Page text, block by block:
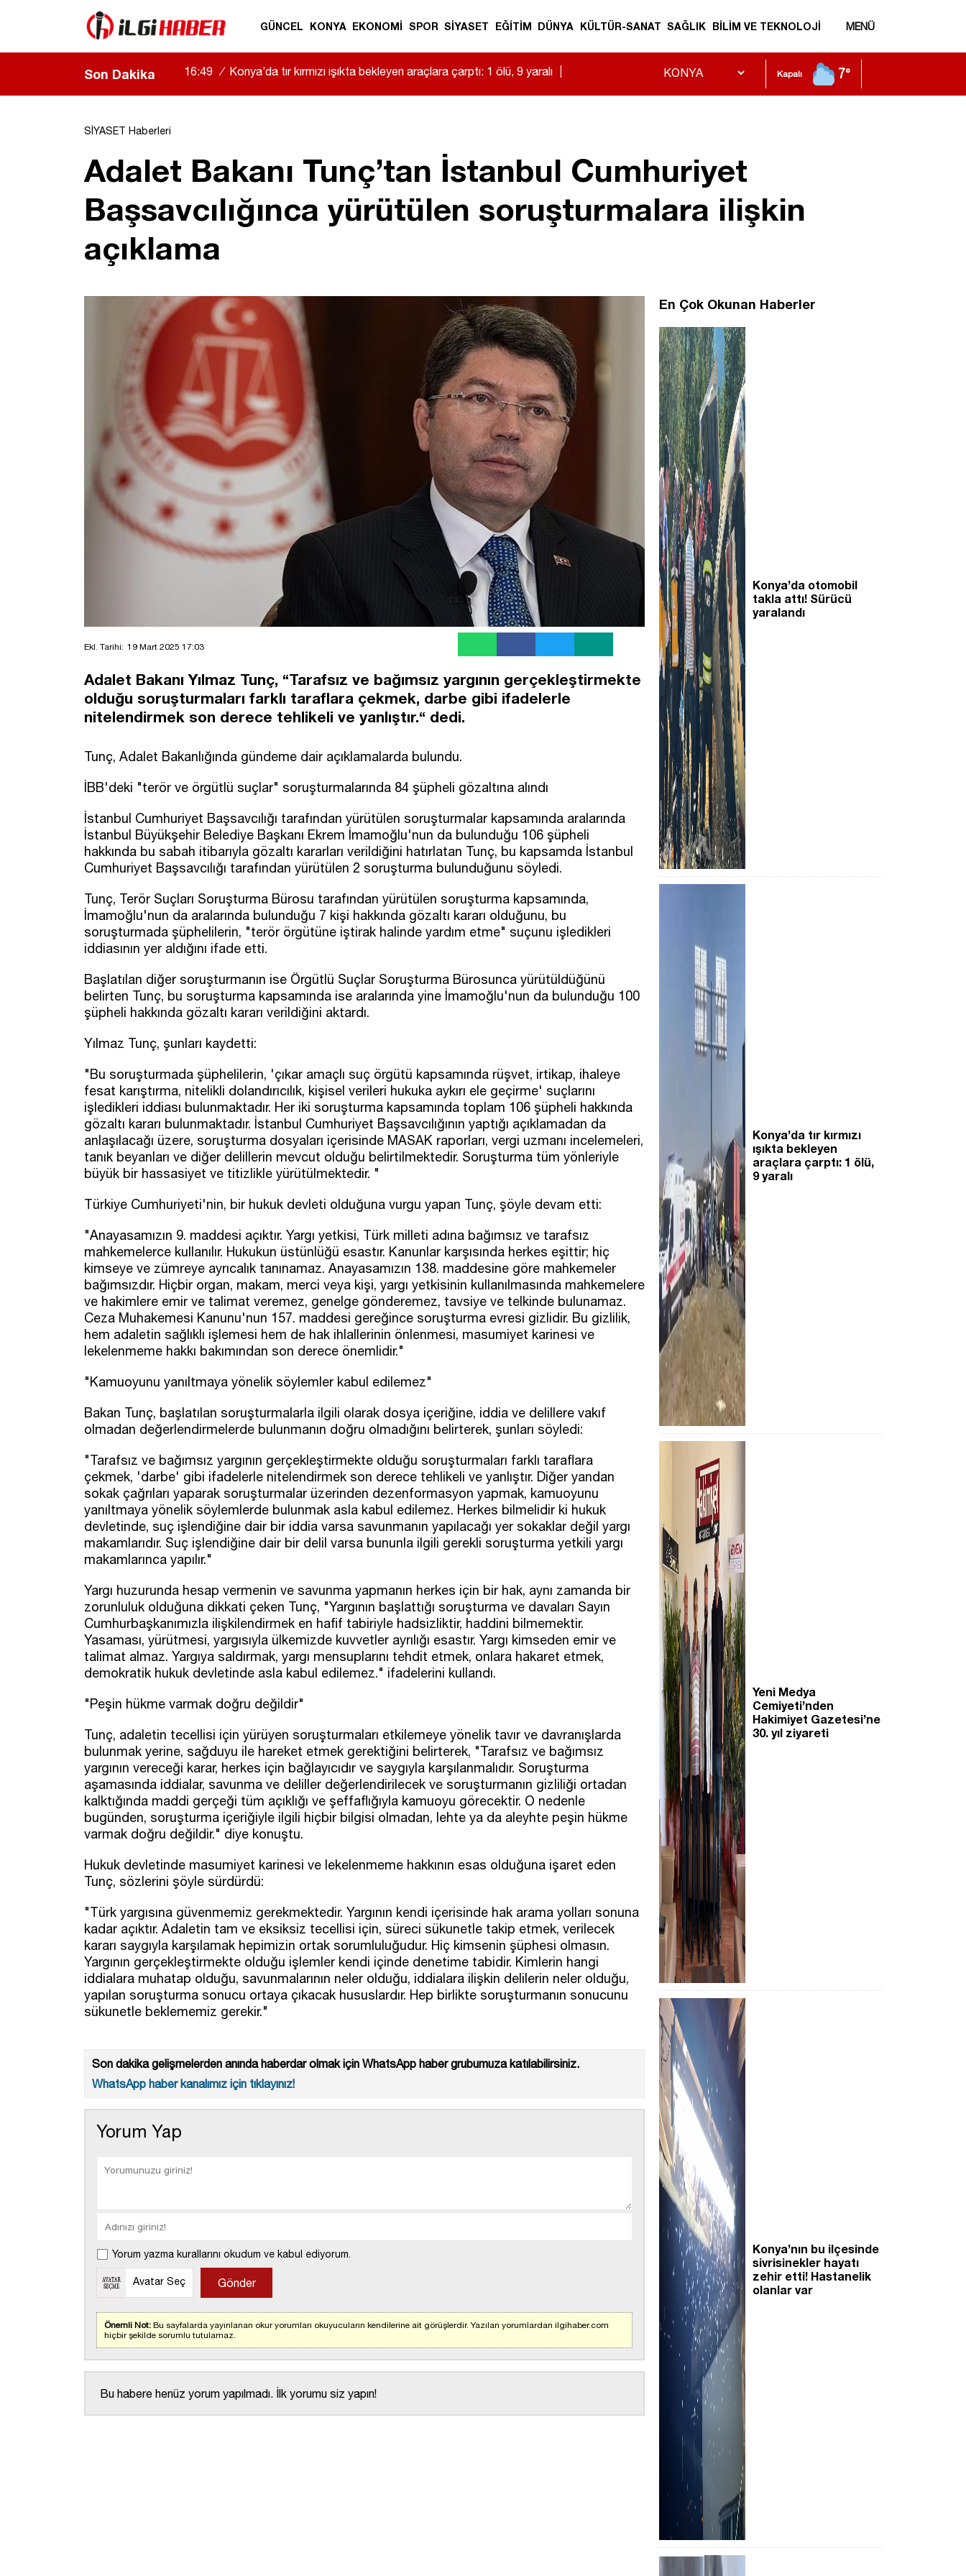
GÜNCEL KONYA EKONOMİ SPOR SİYASET EĞİTİM DÜNYA KÜLTÜR-SANAT SAĞLIK BİLİM VE TEKNOLOJİ MENÜ
Son Dakika 16:49 / Konya’da tır kırmızı ışıkta bekleyen araçlara çarptı: 1 ölü, 9 yaralı Kapalı 7°
SİYASET Haberleri
Adalet Bakanı Tunç’tan İstanbul Cumhuriyet
Başsavcılığınca yürütülen soruşturmalara ilişkin
açıklama
Ekl. Tarihi: 19 Mart 2025 17:03
Adalet Bakanı Yılmaz Tunç, “Tarafsız ve bağımsız yargının gerçekleştirmekte
olduğu soruşturmaları farklı taraflara çekmek, darbe gibi ifadelerle
nitelendirmek son derece tehlikeli ve yanlıştır.“ dedi.
Tunç, Adalet Bakanlığında gündeme dair açıklamalarda bulundu.
İBB'deki "terör ve örgütlü suçlar" soruşturmalarında 84 şüpheli gözaltına alındı
İstanbul Cumhuriyet Başsavcılığı tarafından yürütülen soruşturmalar kapsamında aralarında
İstanbul Büyükşehir Belediye Başkanı Ekrem İmamoğlu'nun da bulunduğu 106 şüpheli
hakkında bu sabah itibarıyla gözaltı kararları verildiğini hatırlatan Tunç, bu kapsamda İstanbul
Cumhuriyet Başsavcılığı tarafından yürütülen 2 soruşturma bulunduğunu söyledi.
Tunç, Terör Suçları Soruşturma Bürosu tarafından yürütülen soruşturma kapsamında,
İmamoğlu'nun da aralarında bulunduğu 7 kişi hakkında gözaltı kararı olduğunu, bu
soruşturmada şüphelilerin, "terör örgütüne iştirak halinde yardım etme" suçunu işledikleri
iddiasının yer aldığını ifade etti.
Başlatılan diğer soruşturmanın ise Örgütlü Suçlar Soruşturma Bürosunca yürütüldüğünü
belirten Tunç, bu soruşturma kapsamında ise aralarında yine İmamoğlu'nun da bulunduğu 100
şüpheli hakkında gözaltı kararı verildiğini aktardı.
Yılmaz Tunç, şunları kaydetti:
"Bu soruşturmada şüphelilerin, 'çıkar amaçlı suç örgütü kapsamında rüşvet, irtikap, ihaleye
fesat karıştırma, nitelikli dolandırıcılık, kişisel verileri hukuka aykırı ele geçirme' suçlarını
işledikleri iddiası bulunmaktadır. Her iki soruşturma kapsamında toplam 106 şüpheli hakkında
gözaltı kararı bulunmaktadır. İstanbul Cumhuriyet Başsavcılığının yaptığı açıklamadan da
anlaşılacağı üzere, soruşturma dosyaları içerisinde MASAK raporları, vergi uzmanı incelemeleri,
tanık beyanları ve diğer delillerin mevcut olduğu belirtilmektedir. Soruşturma tüm yönleriyle
büyük bir hassasiyet ve titizlikle yürütülmektedir. "
Türkiye Cumhuriyeti'nin, bir hukuk devleti olduğuna vurgu yapan Tunç, şöyle devam etti:
"Anayasamızın 9. maddesi açıktır. Yargı yetkisi, Türk milleti adına bağımsız ve tarafsız
mahkemelerce kullanılır. Hukukun üstünlüğü esastır. Kanunlar karşısında herkes eşittir; hiç
kimseye ve zümreye ayrıcalık tanınamaz. Anayasamızın 138. maddesine göre mahkemeler
bağımsızdır. Hiçbir organ, makam, merci veya kişi, yargı yetkisinin kullanılmasında mahkemelere
ve hakimlere emir ve talimat veremez, genelge gönderemez, tavsiye ve telkinde bulunamaz.
Ceza Muhakemesi Kanunu'nun 157. maddesi gereğince soruşturma evresi gizlidir. Bu gizlilik,
hem adaletin sağlıklı işlemesi hem de hak ihlallerinin önlenmesi, masumiyet karinesi ve
lekelenmeme hakkı bakımından son derece önemlidir."
"Kamuoyunu yanıltmaya yönelik söylemler kabul edilemez"
Bakan Tunç, başlatılan soruşturmalarla ilgili olarak dosya içeriğine, iddia ve delillere vakıf
olmadan değerlendirmelerde bulunmanın doğru olmadığını belirterek, şunları söyledi:
"Tarafsız ve bağımsız yargının gerçekleştirmekte olduğu soruşturmaları farklı taraflara
çekmek, 'darbe' gibi ifadelerle nitelendirmek son derece tehlikeli ve yanlıştır. Diğer yandan
sokak çağrıları yaparak soruşturmalar üzerinden dezenformasyon yapmak, kamuoyunu
yanıltmaya yönelik söylemlerde bulunmak asla kabul edilemez. Herkes bilmelidir ki hukuk
devletinde, suç işlendiğine dair bir iddia varsa savunmanın yapılacağı yer sokaklar değil yargı
makamlarıdır. Suç işlendiğine dair bir delil varsa bununla ilgili gerekli soruşturma yetkili yargı
makamlarınca yapılır."
Yargı huzurunda hesap vermenin ve savunma yapmanın herkes için bir hak, aynı zamanda bir
zorunluluk olduğuna dikkati çeken Tunç, "Yargının başlattığı soruşturma ve davaları Sayın
Cumhurbaşkanımızla ilişkilendirmek en hafif tabiriyle hadsizliktir, haddini bilmemektir.
Yasaması, yürütmesi, yargısıyla ülkemizde kuvvetler ayrılığı esastır. Yargı kimseden emir ve
talimat almaz. Yargıya saldırmak, yargı mensuplarını tehdit etmek, onlara hakaret etmek,
demokratik hukuk devletinde asla kabul edilemez." ifadelerini kullandı.
"Peşin hükme varmak doğru değildir"
Tunç, adaletin tecellisi için yürüyen soruşturmaları etkilemeye yönelik tavır ve davranışlarda
bulunmak yerine, sağduyu ile hareket etmek gerektiğini belirterek, "Tarafsız ve bağımsız
yargının vereceği karar, herkes için bağlayıcıdır ve saygıyla karşılanmalıdır. Soruşturma
aşamasında iddialar, savunma ve deliller değerlendirilecek ve soruşturmanın gizliliği ortadan
kalktığında maddi gerçeği tüm açıklığı ve şeffaflığıyla kamuoyu görecektir. O nedenle
bugünden, soruşturma içeriğiyle ilgili hiçbir bilgisi olmadan, lehte ya da aleyhte peşin hükme
varmak doğru değildir." diye konuştu.
Hukuk devletinde masumiyet karinesi ve lekelenmeme hakkının esas olduğuna işaret eden
Tunç, sözlerini şöyle sürdürdü:
"Türk yargısına güvenmemiz gerekmektedir. Yargının kendi içerisinde hak arama yolları sonuna
kadar açıktır. Adaletin tam ve eksiksiz tecellisi için, süreci sükunetle takip etmek, verilecek
kararı saygıyla karşılamak hepimizin ortak sorumluluğudur. Hiç kimsenin şüphesi olmasın.
Yargının gerçekleştirmekte olduğu işlemler kendi içinde denetime tabidir. Kimlerin hangi
iddialara muhatap olduğu, savunmalarının neler olduğu, iddialara ilişkin delilerin neler olduğu,
yapılan soruşturma sonucu ortaya çıkacak hususlardır. Hep birlikte soruşturmanın sonucunu
sükunetle beklememiz gerekir."
Son dakika gelişmelerden anında haberdar olmak için WhatsApp haber grubumuza katılabilirsiniz.
WhatsApp haber kanalımız için tıklayınız!
Yorum Yap
Yorum yazma kurallarını okudum ve kabul ediyorum.
Avatar Seç
Önemli Not: Bu sayfalarda yayınlanan okur yorumları okuyucuların kendilerine ait görüşlerdir. Yazılan yorumlardan ilgihaber.com
hiçbir şekilde sorumlu tutulamaz.
Bu habere henüz yorum yapılmadı. İlk yorumu siz yapın!
En Çok Okunan Haberler
Konya’da otomobil
takla attı! Sürücü
yaralandı
Konya’da tır kırmızı
ışıkta bekleyen
araçlara çarptı: 1 ölü,
9 yaralı
Yeni Medya
Cemiyeti’nden
Hakimiyet Gazetesi’ne
30. yıl ziyareti
Konya’nın bu ilçesinde
sivrisinekler hayatı
zehir etti! Hastanelik
olanlar var